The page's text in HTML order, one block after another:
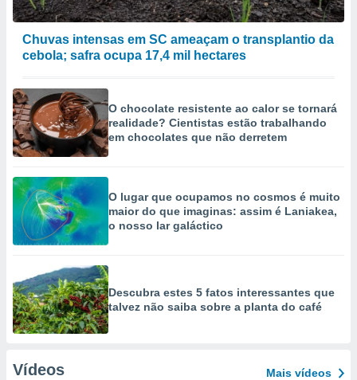
Chuvas intensas em SC ameaçam o transplantio da
cebola; safra ocupa 17,4 mil hectares
O chocolate resistente ao calor se tornará
realidade? Cientistas estão trabalhando
em chocolates que não derretem
O lugar que ocupamos no cosmos é muito
maior do que imaginas: assim é Laniakea,
o nosso lar galáctico
Descubra estes 5 fatos interessantes que
talvez não saiba sobre a planta do café
Vídeos Mais vídeos